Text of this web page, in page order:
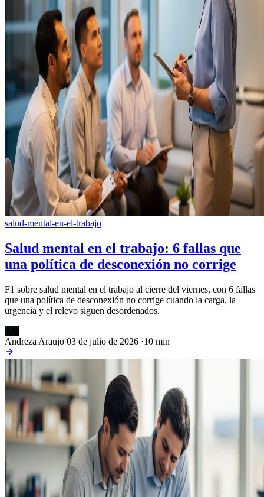
salud-mental-en-el-trabajo
Salud mental en el trabajo: 6 fallas que
una política de desconexión no corrige
F1 sobre salud mental en el trabajo al cierre del viernes, con 6 fallas
que una política de desconexión no corrige cuando la carga, la
urgencia y el relevo siguen desordenados.
Andreza Araujo 03 de julio de 2026 ·10 min